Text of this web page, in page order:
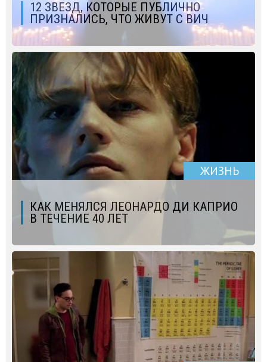
12 ЗВЕЗД, КОТОРЫЕ ПУБЛИЧНО
ПРИЗНАЛИСЬ, ЧТО ЖИВУТ С ВИЧ
ЖИЗНЬ
КАК МЕНЯЛСЯ ЛЕОНАРДО ДИ КАПРИО
В ТЕЧЕНИЕ 40 ЛЕТ